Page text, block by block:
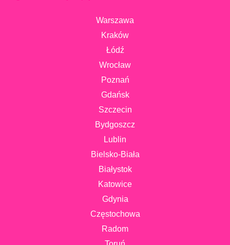
Warszawa
Kraków
Łódź
Wrocław
Poznań
Gdańsk
Szczecin
Bydgoszcz
Lublin
Bielsko-Biała
Białystok
Katowice
Gdynia
Częstochowa
Radom